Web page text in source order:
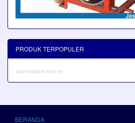
PRODUK TERPOPULER
Jasa Pengeboran Sumur Air
BERANDA